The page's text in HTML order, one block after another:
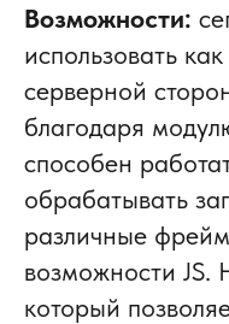
Возможности:
использовать
серверной
благодаря
способен
обрабатывать
различные
возможности
который